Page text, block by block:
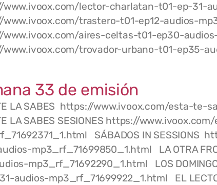
lector-charlatan-t01-ep-31-
trastero-t01-ep12-audios-
aires-celtas-t01-ep30-
trovador-urbano-t01-ep35-
33 de emisión
LA SABES https://www.ivoox.com/esta-te-
LA SABES SESIONES https://
SÁBADOS IN SESSIONS
mp3_rf_71699850_1.html LA OTRA
mp3_rf_71692290_1.html LOS
audios-mp3_rf_71699922_1.html EL